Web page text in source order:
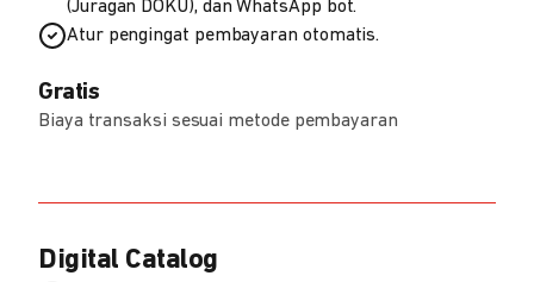
(Juragan DOKU), dan WhatsApp bot.
Atur pengingat pembayaran otomatis.
Gratis
Biaya transaksi sesuai metode pembayaran
Digital Catalog